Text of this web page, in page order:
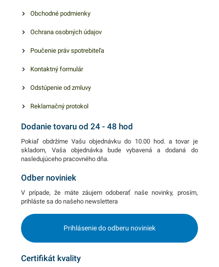
či znečistením. V našej
podobné produkty, ktoré vás
zaručene oslovia.
Obchodné podmienky
Ochrana osobných údajov
Poučenie práv spotrebiteľa
Kontaktný formulár
Odstúpenie od zmluvy
Reklamačný protokol
Dodanie tovaru od 24 - 48 hod
Pokiaľ obdržíme Vašu objednávku do 10.00 hod. a tovar je
skladom, Vaša objednávka bude vybavená a dodaná do
nasledujúceho pracovného dňa.
Odber noviniek
V prípade, že máte záujem odoberať naše novinky, prosím,
prihláste sa do našeho newslettera
Prihlásenie do odberu noviniek
Certifikát kvality